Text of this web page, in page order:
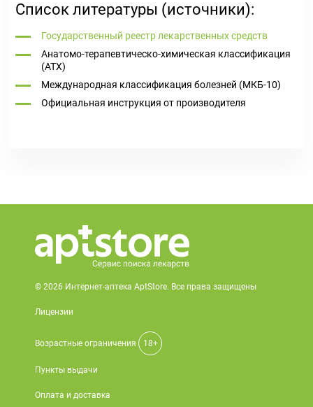
Список литературы (источники):
Государственный реестр лекарственных средств
Анатомо-терапевтическо-химическая классификация
(ATX)
Международная классификация болезней (МКБ-10)
Официальная инструкция от производителя
© 2026 Интернет-аптека AptStore. Все права защищены
Лицензии
Возрастные ограничения 18+
Пункты выдачи
Оплата и доставка